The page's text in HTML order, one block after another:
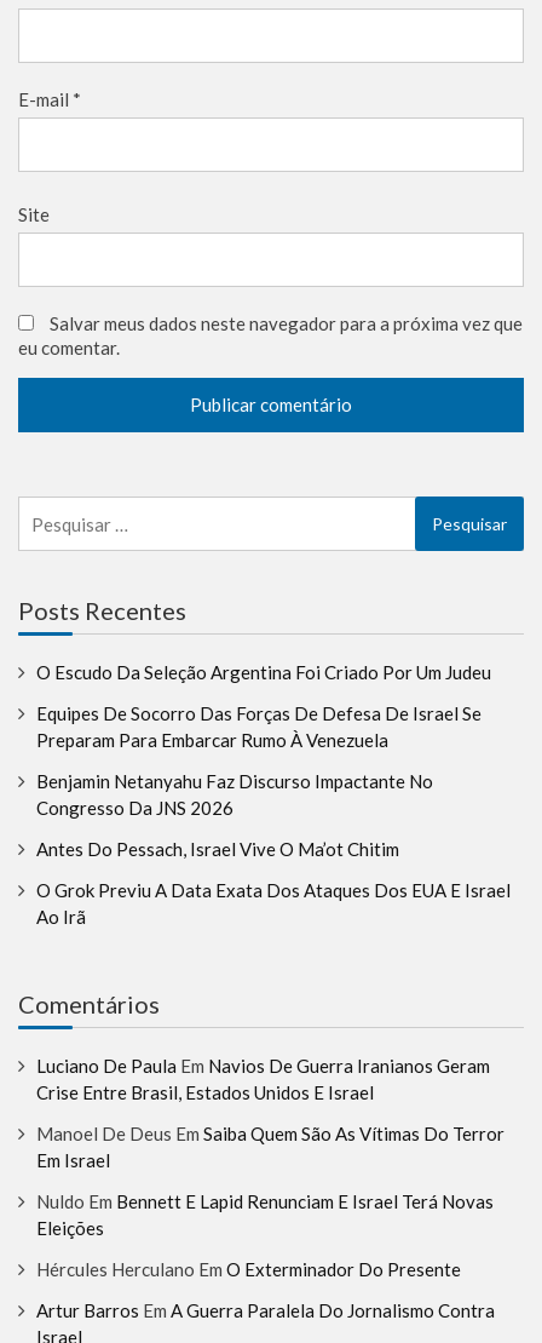
E-mail *
Site
Salvar meus dados neste navegador para a próxima vez que
eu comentar.
por:
Posts Recentes
O Escudo Da Seleção Argentina Foi Criado Por Um Judeu
Equipes De Socorro Das Forças De Defesa De Israel Se
Preparam Para Embarcar Rumo À Venezuela
Benjamin Netanyahu Faz Discurso Impactante No
Congresso Da JNS 2026
Antes Do Pessach, Israel Vive O Ma’ot Chitim
O Grok Previu A Data Exata Dos Ataques Dos EUA E Israel
Ao Irã
Comentários
Luciano De Paula Em Navios De Guerra Iranianos Geram
Crise Entre Brasil, Estados Unidos E Israel
Manoel De Deus Em Saiba Quem São As Vítimas Do Terror
Em Israel
Nuldo Em Bennett E Lapid Renunciam E Israel Terá Novas
Eleições
Hércules Herculano Em O Exterminador Do Presente
Artur Barros Em A Guerra Paralela Do Jornalismo Contra
Israel